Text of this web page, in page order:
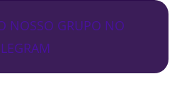
NOSSO GRUPO NO